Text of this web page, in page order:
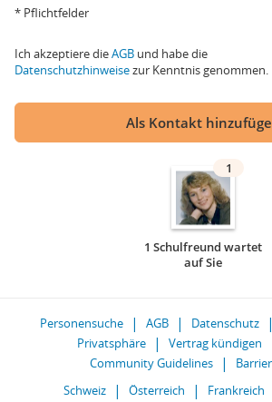
* Pflichtfelder
Ich akzeptiere dieAGB und habe die
Datenschutzhinweisezur Kenntnis genommen.
Als Kontakt
1
1 Schulfreund wartet
auf Sie
Personensuche AGB Datenschutz
Privatsphäre
Vertrag kündigen
Community Guidelines
Schweiz
Österreich Frankreich